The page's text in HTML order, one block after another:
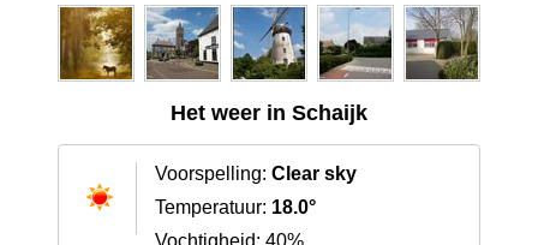
Het weer in Schaijk
Voorspelling: Clear sky
Temperatuur: 18.0°